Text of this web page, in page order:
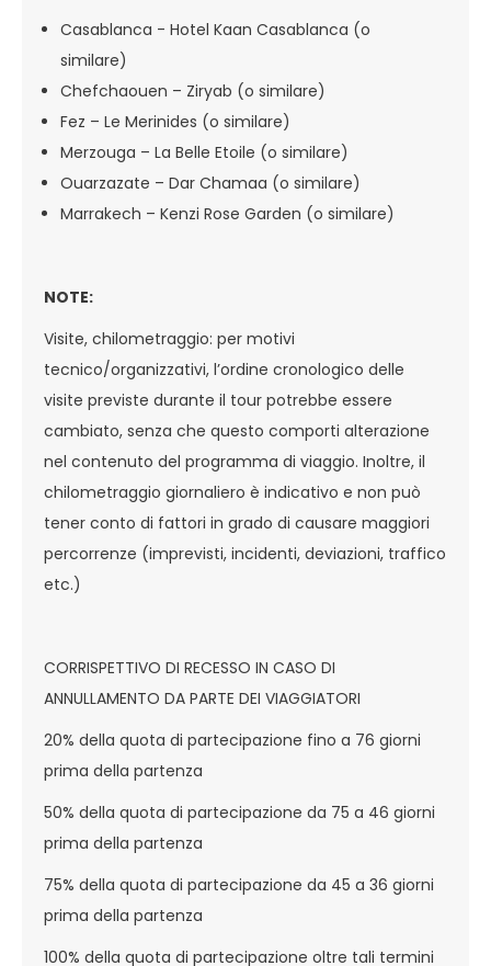
Casablanca - Hotel Kaan Casablanca (o
similare)
Chefchaouen – Ziryab (o similare)
Fez – Le Merinides (o similare)
Merzouga – La Belle Etoile (o similare)
Ouarzazate – Dar Chamaa (o similare)
Marrakech – Kenzi Rose Garden (o similare)
NOTE:
Visite, chilometraggio: per motivi
tecnico/organizzativi, l’ordine cronologico delle
visite previste durante il tour potrebbe essere
cambiato, senza che questo comporti alterazione
nel contenuto del programma di viaggio. Inoltre, il
chilometraggio giornaliero è indicativo e non può
tener conto di fattori in grado di causare maggiori
percorrenze (imprevisti, incidenti, deviazioni, traffico
etc.)
CORRISPETTIVO DI RECESSO IN CASO DI
ANNULLAMENTO DA PARTE DEI VIAGGIATORI
20% della quota di partecipazione fino a 76 giorni
prima della partenza
50% della quota di partecipazione da 75 a 46 giorni
prima della partenza
75% della quota di partecipazione da 45 a 36 giorni
prima della partenza
100% della quota di partecipazione oltre tali termini